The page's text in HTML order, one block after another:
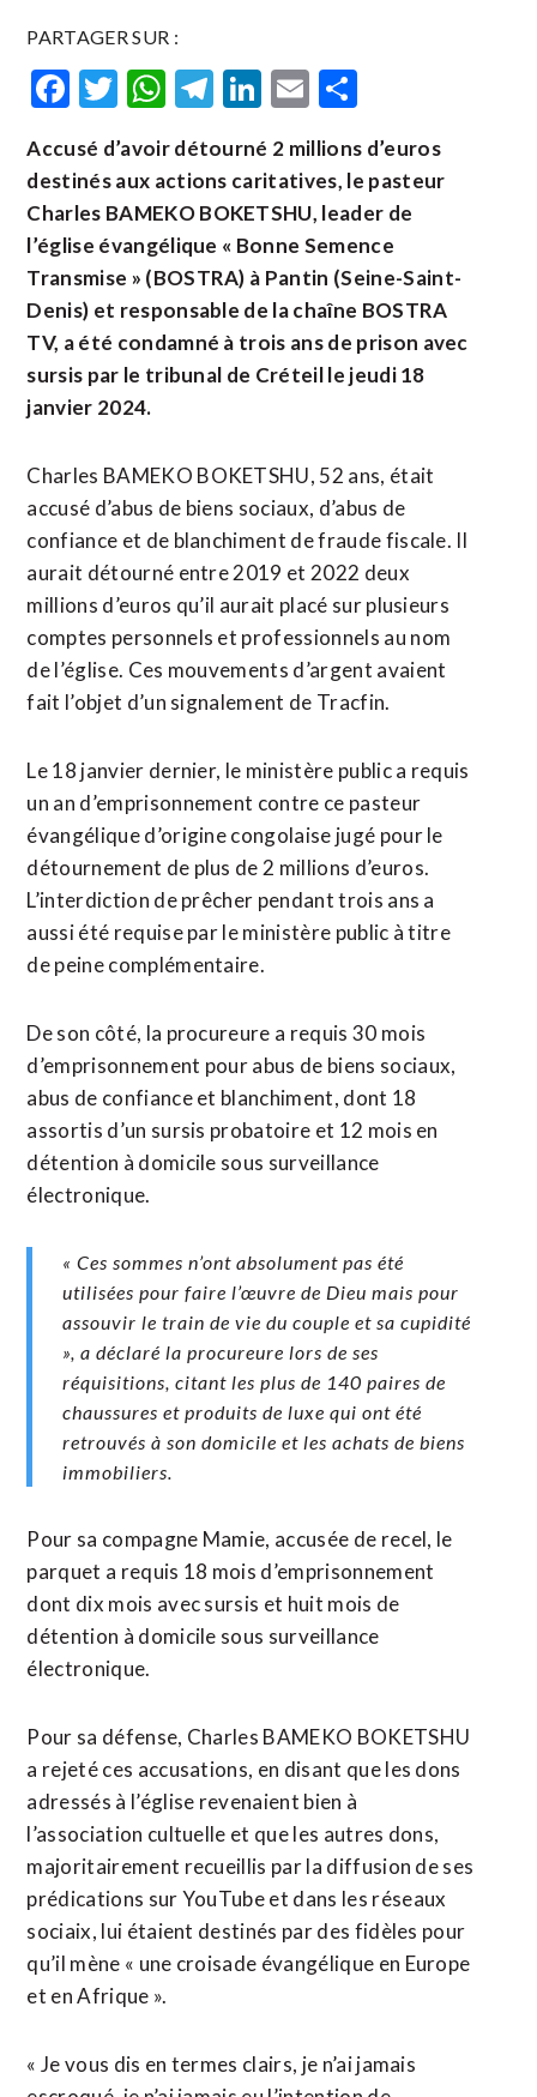
PARTAGER SUR :
Facebook
Twitter
WhatsApp
Telegram
LinkedIn
Email
Accusé d’avoir détourné 2 millions d’euros
destinés aux actions caritatives, le pasteur
Charles BAMEKO BOKETSHU, leader de
l’église évangélique « Bonne Semence
Transmise » (BOSTRA) à Pantin (Seine-Saint-
Denis) et responsable de la chaîne BOSTRA
TV, a été condamné à trois ans de prison avec
sursis par le tribunal de Créteil le jeudi 18
janvier 2024.
Charles BAMEKO BOKETSHU, 52 ans, était
accusé d’abus de biens sociaux, d’abus de
confiance et de blanchiment de fraude fiscale. Il
aurait détourné entre 2019 et 2022 deux
millions d’euros qu’il aurait placé sur plusieurs
comptes personnels et professionnels au nom
de l’église. Ces mouvements d’argent avaient
fait l’objet d’un signalement de Tracfin.
Le 18 janvier dernier, le ministère public a requis
un an d’emprisonnement contre ce pasteur
évangélique d’origine congolaise jugé pour le
détournement de plus de 2 millions d’euros.
L’interdiction de prêcher pendant trois ans a
aussi été requise par le ministère public à titre
de peine complémentaire.
De son côté, la procureure a requis 30 mois
d’emprisonnement pour abus de biens sociaux,
abus de confiance et blanchiment, dont 18
assortis d’un sursis probatoire et 12 mois en
détention à domicile sous surveillance
électronique.
« Ces sommes n’ont absolument pas été
utilisées pour faire l’œuvre de Dieu mais pour
assouvir le train de vie du couple et sa cupidité
», a déclaré la procureure lors de ses
réquisitions, citant les plus de 140 paires de
chaussures et produits de luxe qui ont été
retrouvés à son domicile et les achats de biens
immobiliers.
Pour sa compagne Mamie, accusée de recel, le
parquet a requis 18 mois d’emprisonnement
dont dix mois avec sursis et huit mois de
détention à domicile sous surveillance
électronique.
Pour sa défense, Charles BAMEKO BOKETSHU
a rejeté ces accusations, en disant que les dons
adressés à l’église revenaient bien à
l’association cultuelle et que les autres dons,
majoritairement recueillis par la diffusion de ses
prédications sur YouTube et dans les réseaux
sociaix, lui étaient destinés par des fidèles pour
qu’il mène « une croisade évangélique en Europe
et en Afrique ».
« Je vous dis en termes clairs, je n’ai jamais